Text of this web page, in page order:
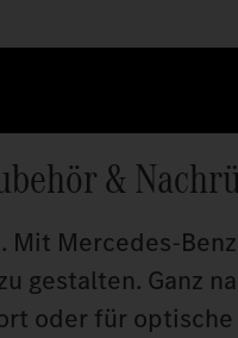
&
gestalten. Ganz
oder für